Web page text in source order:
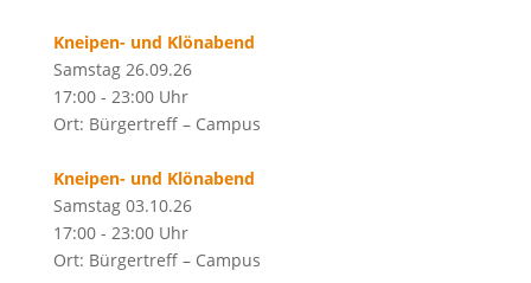
Kneipen- und Klönabend
Samstag 26.09.26
17:00 - 23:00 Uhr
Ort: Bürgertreff – Campus
Kneipen- und Klönabend
Samstag 03.10.26
17:00 - 23:00 Uhr
Ort: Bürgertreff – Campus